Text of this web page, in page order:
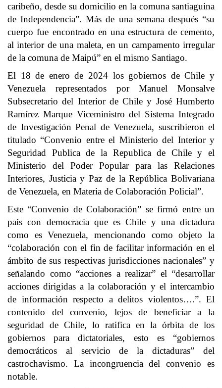
caribeño, desde su domicilio en la comuna santiaguina
de Independencia”. Más de una semana después “su
cuerpo fue encontrado en una estructura de cemento,
al interior de una maleta, en un campamento irregular
de la comuna de Maipú” en el mismo Santiago.
El 18 de enero de 2024 los gobiernos de Chile y
Venezuela representados por Manuel Monsalve
Subsecretario del Interior de Chile y José Humberto
Ramírez Marque Viceministro del Sistema Integrado
de Investigación Penal de Venezuela, suscribieron el
titulado “Convenio entre el Ministerio del Interior y
Seguridad Publica de la Republica de Chile y el
Ministerio del Poder Popular para las Relaciones
Interiores, Justicia y Paz de la República Bolivariana
de Venezuela, en Materia de Colaboración Policial”.
Este “Convenio de Colaboración” se firmó entre un
país con democracia que es Chile y una dictadura
como es Venezuela, mencionando como objeto la
“colaboración con el fin de facilitar información en el
ámbito de sus respectivas jurisdicciones nacionales” y
señalando como “acciones a realizar” el “desarrollar
acciones dirigidas a la colaboración y el intercambio
de información respecto a delitos violentos….”. El
contenido del convenio, lejos de beneficiar a la
seguridad de Chile, lo ratifica en la órbita de los
gobiernos para dictatoriales, esto es “gobiernos
democráticos al servicio de la dictaduras” del
castrochavismo. La incongruencia del convenio es
notable.